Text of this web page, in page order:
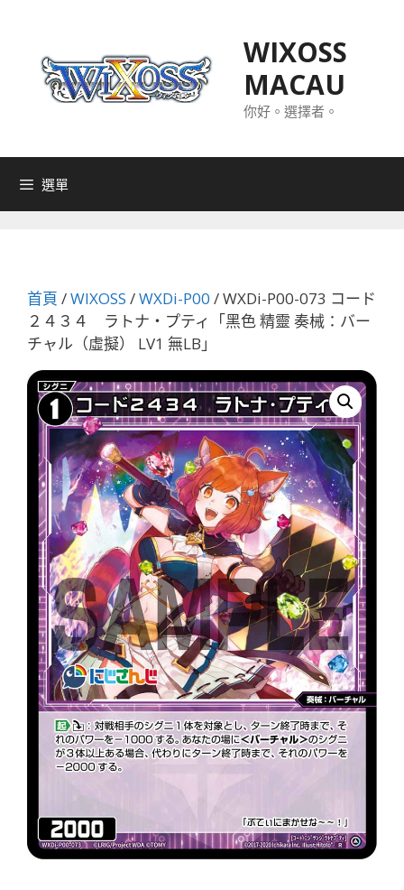
WIXOSS
MACAU
你好。選擇者。
選單
首頁 /WIXOSS /WXDi-P00 / WXDi-P00-073 コード
２４３４ ラトナ・プティ「黑色 精靈 奏械：バー
チャル（虛擬） LV1 無LB」